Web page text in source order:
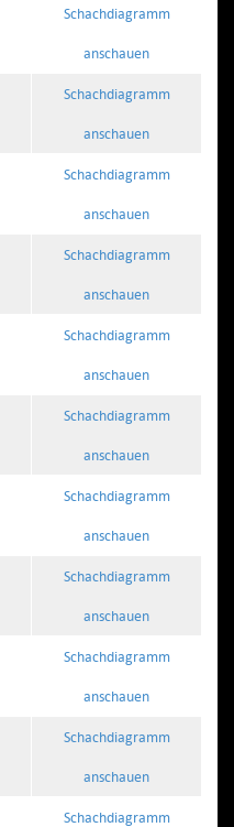
Schachdiagramm
anschauen
Schachdiagramm
anschauen
Schachdiagramm
anschauen
Schachdiagramm
anschauen
Schachdiagramm
anschauen
Schachdiagramm
anschauen
Schachdiagramm
anschauen
Schachdiagramm
anschauen
Schachdiagramm
anschauen
Schachdiagramm
anschauen
Schachdiagramm